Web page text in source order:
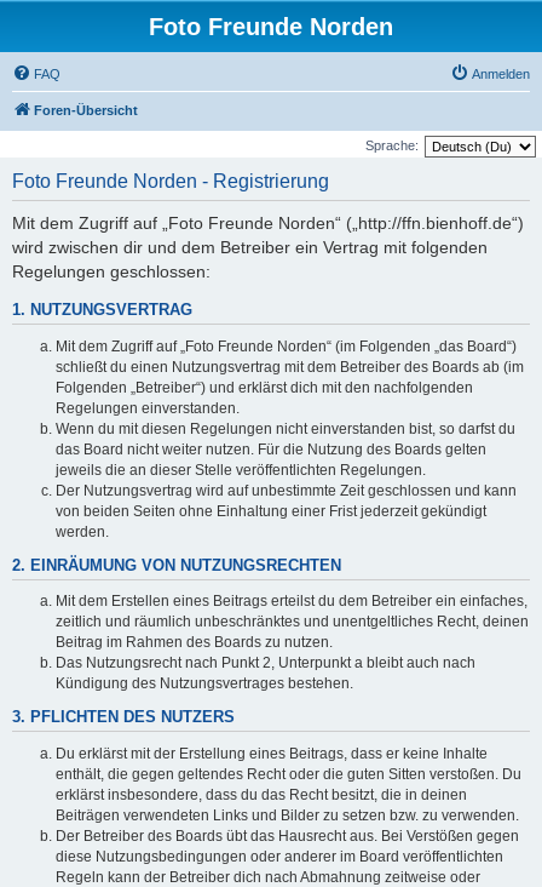
Foto Freunde Norden
FAQ Anmelden
Foren-Übersicht
Sprache:
Foto Freunde Norden - Registrierung
Mit dem Zugriff auf „Foto Freunde Norden“ („http://ffn.bienhoff.de“)
wird zwischen dir und dem Betreiber ein Vertrag mit folgenden
Regelungen geschlossen:
1. NUTZUNGSVERTRAG
Mit dem Zugriff auf „Foto Freunde Norden“ (im Folgenden „das Board“)
schließt du einen Nutzungsvertrag mit dem Betreiber des Boards ab (im
Folgenden „Betreiber“) und erklärst dich mit den nachfolgenden
Regelungen einverstanden.
Wenn du mit diesen Regelungen nicht einverstanden bist, so darfst du
das Board nicht weiter nutzen. Für die Nutzung des Boards gelten
jeweils die an dieser Stelle veröffentlichten Regelungen.
Der Nutzungsvertrag wird auf unbestimmte Zeit geschlossen und kann
von beiden Seiten ohne Einhaltung einer Frist jederzeit gekündigt
werden.
2. EINRÄUMUNG VON NUTZUNGSRECHTEN
Mit dem Erstellen eines Beitrags erteilst du dem Betreiber ein einfaches,
zeitlich und räumlich unbeschränktes und unentgeltliches Recht, deinen
Beitrag im Rahmen des Boards zu nutzen.
Das Nutzungsrecht nach Punkt 2, Unterpunkt a bleibt auch nach
Kündigung des Nutzungsvertrages bestehen.
3. PFLICHTEN DES NUTZERS
Du erklärst mit der Erstellung eines Beitrags, dass er keine Inhalte
enthält, die gegen geltendes Recht oder die guten Sitten verstoßen. Du
erklärst insbesondere, dass du das Recht besitzt, die in deinen
Beiträgen verwendeten Links und Bilder zu setzen bzw. zu verwenden.
Der Betreiber des Boards übt das Hausrecht aus. Bei Verstößen gegen
diese Nutzungsbedingungen oder anderer im Board veröffentlichten
Regeln kann der Betreiber dich nach Abmahnung zeitweise oder